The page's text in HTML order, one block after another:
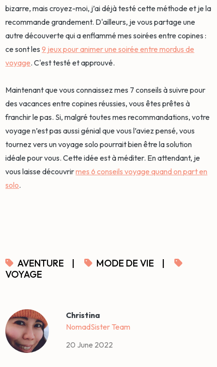
bizarre, mais croyez-moi, j’ai déjà testé cette méthode et je la
recommande grandement. D'ailleurs, je vous partage une
autre découverte qui a enflammé mes soirées entre copines :
ce sont les9 jeux pour animer une soirée entre mordus de
voyage. C'est testé et approuvé.
Maintenant que vous connaissez mes 7 conseils à suivre pour
des vacances entre copines réussies, vous êtes prêtes à
franchir le pas. Si, malgré toutes mes recommandations, votre
voyage n’est pas aussi génial que vous l’aviez pensé, vous
tournez vers un voyage solo pourrait bien être la solution
idéale pour vous. Cette idée est à méditer. En attendant, je
vous laisse découvrirmes 6 conseils voyage quand on part en
solo.
AVENTURE | MODE DE VIE
|
VOYAGE
Christina
NomadSister Team
20 June 2022